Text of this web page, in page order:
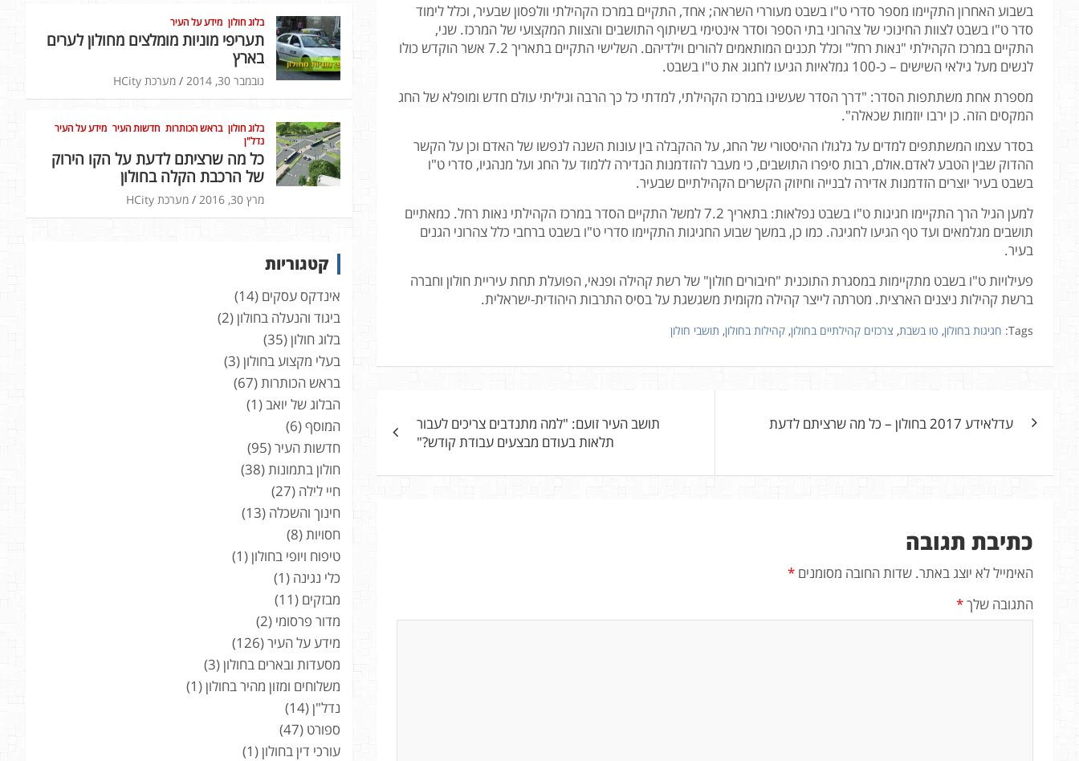
בשבוע האחרון התקיימו מספר סדרי ט"ו בשבט מעוררי השראה; אחד, התקיים במרכז הקהילתי וולפסון שבעיר, וכלל לימוד
סדר ט"ו בשבט לצוות החינוכי של צהרוני בתי הספר וסדר אינטימי בשיתוף התושבים והצוות המקצועי של המרכז. שני,
התקיים במרכז הקהילתי "נאות רחל" וכלל תכנים המותאמים להורים וילדיהם. השלישי התקיים בתאריך 7.2 אשר הוקדש כולו
לנשים מעל גילאי השישים – כ-100 גמלאיות הגיעו לחגוג את ט"ו בשבט.
מספרת אחת משתתפות הסדר: "דרך הסדר שעשינו במרכז הקהילתי, למדתי כל כך הרבה וגיליתי עולם חדש ומופלא של החג
המקסים הזה. כן ירבו יוזמות שכאלה".
בסדר עצמו המשתתפים למדים על גלגולו ההיסטורי של החג, על ההקבלה בין עונות השנה לנפשו של האדם וכן על הקשר
ההדוק שבין הטבע לאדם.אולם, רבות סיפרו התושבים, כי מעבר להזדמנות הנדירה ללמוד על החג ועל מנהגיו, סדרי ט"ו
בשבט בעיר יוצרים הזדמנות אדירה לבנייה וחיזוק הקשרים הקהילתיים שבעיר.
למען הגיל הרך התקיימו חגיגות ט"ו בשבט נפלאות: בתאריך 7.2 למשל התקיים הסדר במרכז הקהילתי נאות רחל. כמאתיים
תושבים מגלמאים ועד טף הגיעו לחגיגה. כמו כן, במשך שבוע החגיגות התקיימו סדרי ט"ו בשבט ברחבי כלל צהרוני הגנים
בעיר.
פעילויות ט"ו בשבט מתקיימות במסגרת התוכנית "חיבורים חולון" של רשת קהילה ופנאי, הפועלת תחת עיריית חולון וחברה
ברשת קהילות ניצנים הארצית. מטרתה לייצר קהילה מקומית משגשגת על בסיס התרבות היהודית-ישראלית.
Tags: חגיגות בחולון, טו בשבת, צרכזים קהילתיים בחולון, קהילות בחולון, תושבי חולון
עדלאידע 2017 בחולון – כל מה שרציתם לדעת
תושב העיר זועם: "למה מתנדבים צריכים לעבור
תלאות בעודם מבצעים עבודת קודש?"
כתיבת תגובה
האימייל לא יוצג באתר. שדות החובה מסומנים *
התגובה שלך*
בלוג חולון מידע על העיר
תעריפי מוניות מומלצים מחולון לערים
בארץ
נובמבר 30, 2014 מערכת HCity
בלוג חולון בראש הכותרות חדשות העיר מידע על העיר
נדל"ן
כל מה שרציתם לדעת על הקו הירוק
של הרכבת הקלה בחולון
מרץ 30, 2016 מערכת HCity
קטגוריות
אינדקס עסקים (14)
ביגוד והנעלה בחולון(2)
בלוג חולון(35)
בעלי מקצוע בחולון(3)
בראש הכותרות (67)
הבלוג של יואב (1)
המוסף(6)
חדשות העיר(95)
חולון בתמונות (38)
חיי לילה (27)
חינוך והשכלה (13)
חסויות (8)
טיפוח ויופי בחולון(1)
כלי נגינה (1)
מבזקים (11)
מדור פרסומי (2)
מידע על העיר(126)
מסעדות ובארים בחולון(3)
משלוחים ומזון מהיר בחולון(1)
נדל"ן(14)
ספורט (47)
עורכי דין בחולון(1)